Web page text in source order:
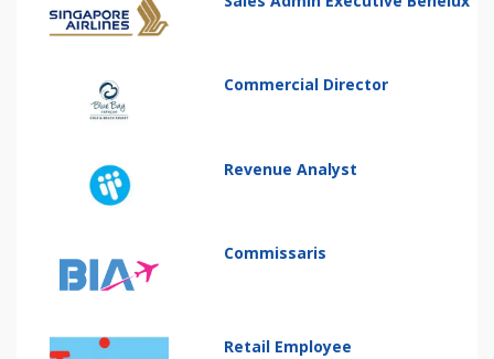
Commercial Director
Revenue Analyst
Commissaris
Retail Employee